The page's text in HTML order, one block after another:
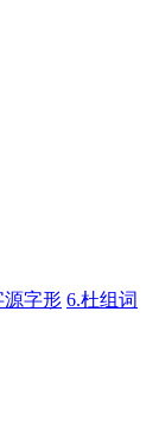
源字形 6.杜组词